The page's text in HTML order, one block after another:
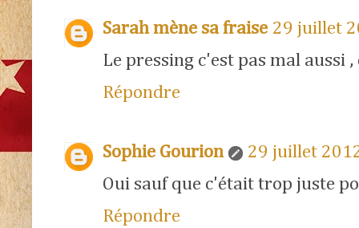
Sarah mène sa fraise 29 juillet
Le pressing c'est pas mal aussi
Répondre
Sophie Gourion
29 juillet
Oui sauf que c'était trop juste
Répondre